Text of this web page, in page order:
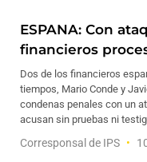
ESPANA: Con
financieros
Dos de los financieros
tiempos, Mario Conde y
condenas penales con un
acusan sin pruebas ni
Corresponsal de IPS